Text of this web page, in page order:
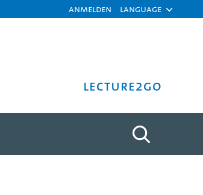
Anmelden Language
Lecture2Go